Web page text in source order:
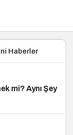
Haberler
mi? Aynı Şey